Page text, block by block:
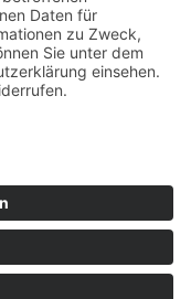
GbR